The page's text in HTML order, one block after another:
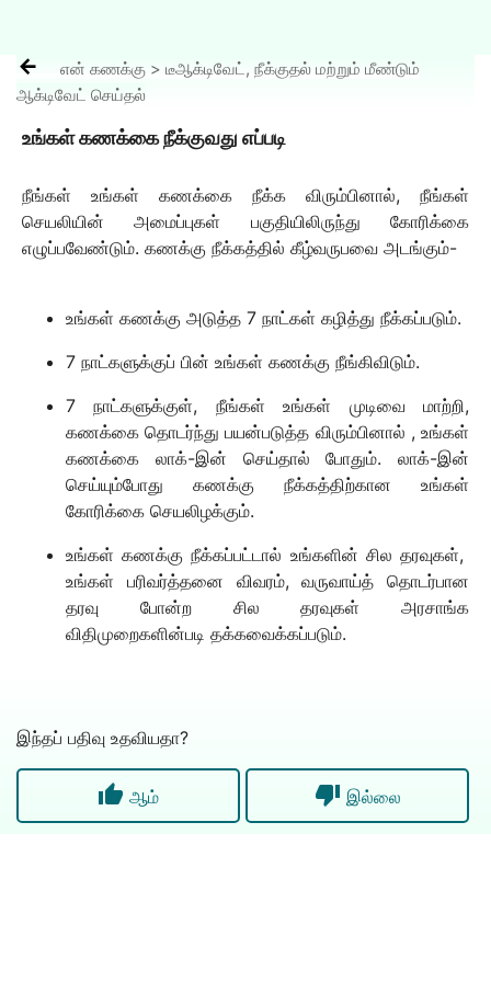

என் கணக்கு > டீஆக்டிவேட், நீக்குதல் மற்றும் மீண்டும்
ஆக்டிவேட் செய்தல்
உங்கள் கணக்கை நீக்குவது எப்படி
நீங்கள் உங்கள் கணக்கை நீக்க விரும்பினால், நீங்கள்
செயலியின் அமைப்புகள் பகுதியிலிருந்து கோரிக்கை
எழுப்பவேண்டும். கணக்கு நீக்கத்தில் கீழ்வருபவை அடங்கும்-
உங்கள் கணக்கு அடுத்த 7 நாட்கள் கழித்து நீக்கப்படும்.
7 நாட்களுக்குப் பின் உங்கள் கணக்கு நீங்கிவிடும்.
7 நாட்களுக்குள், நீங்கள் உங்கள் முடிவை மாற்றி,
கணக்கை தொடர்ந்து பயன்படுத்த விரும்பினால் , உங்கள்
கணக்கை லாக்-இன் செய்தால் போதும். லாக்-இன்
செய்யும்போது கணக்கு நீக்கத்திற்கான உங்கள்
கோரிக்கை செயலிழக்கும்.
உங்கள் கணக்கு நீக்கப்பட்டால் உங்களின் சில தரவுகள்,
உங்கள் பரிவர்த்தனை விவரம், வருவாய்த் தொடர்பான
தரவு போன்ற சில தரவுகள் அரசாங்க
விதிமுறைகளின்படி தக்கவைக்கப்படும்.
இந்தப் பதிவு உதவியதா?
 ஆம்  இல்லை